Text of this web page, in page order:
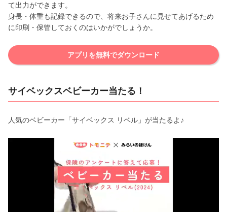
て出力ができます。
身長・体重も記録できるので、将来お子さんに見せてあげるため
に印刷・保管しておくのはいかがでしょうか。
アプリを無料でダウンロード
サイベックスベビーカー当たる！
人気のベビーカー「サイベックス リベル」が当たるよ♪